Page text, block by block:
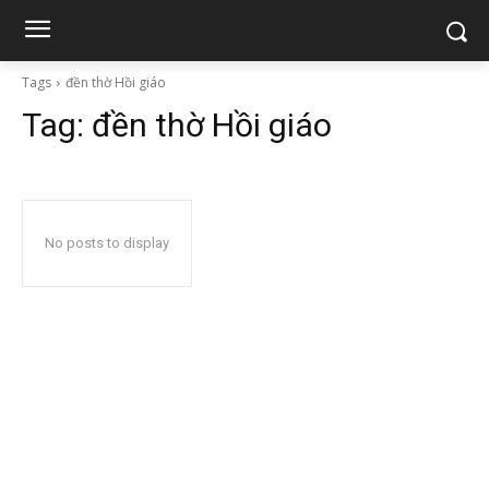
Tags đền thờ Hồi giáo
Tag: đền thờ Hồi giáo
No posts to display